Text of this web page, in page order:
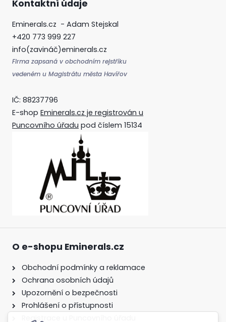
Kontaktní údaje
Eminerals.cz - Adam Stejskal
+420 773 999 227
info(zavináč)eminerals.cz
Firma zapsaná v obchodním rejstříku
vedeném u Magistrátu města Havířov
IČ: 88237796
E-shop Eminerals.cz je registrován u
Puncovního úřadu pod číslem 15134
O e-shopu Eminerals.cz
Obchodní podmínky a reklamace
Ochrana osobních údajů
Upozornění o bezpečnosti
Prohlášení o přístupnosti
Registrace u Puncovního úřadu